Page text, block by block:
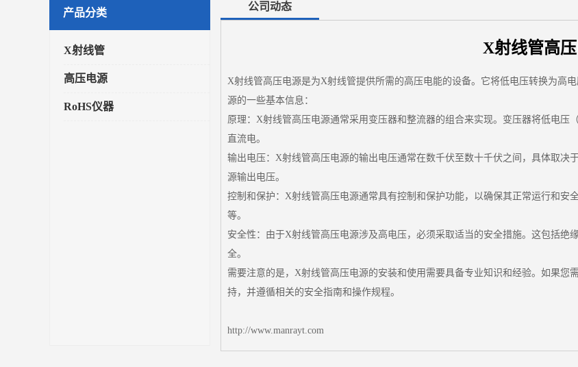
产品分类
X射线管
高压电源
RoHS仪器
公司动态
X射线管高
X射线管高压电源是为X射线管提供所需的高压电能的设备。它将低电压转换为高
源的一些基本信息：
原理：X射线管高压电源通常采用变压器和整流器的组合来实现。变压器将低电
直流电。
输出电压：X射线管高压电源的输出电压通常在数千伏至数十千伏之间，具体取
源输出电压。
控制和保护：X射线管高压电源通常具有控制和保护功能，以确保其正常运行和安
等。
安全性：由于X射线管高压电源涉及高电压，必须采取适当的安全措施。这包括
全。
需要注意的是，X射线管高压电源的安装和使用需要具备专业知识和经验。如果
持，并遵循相关的安全指南和操作规程。
http://www.manrayt.com